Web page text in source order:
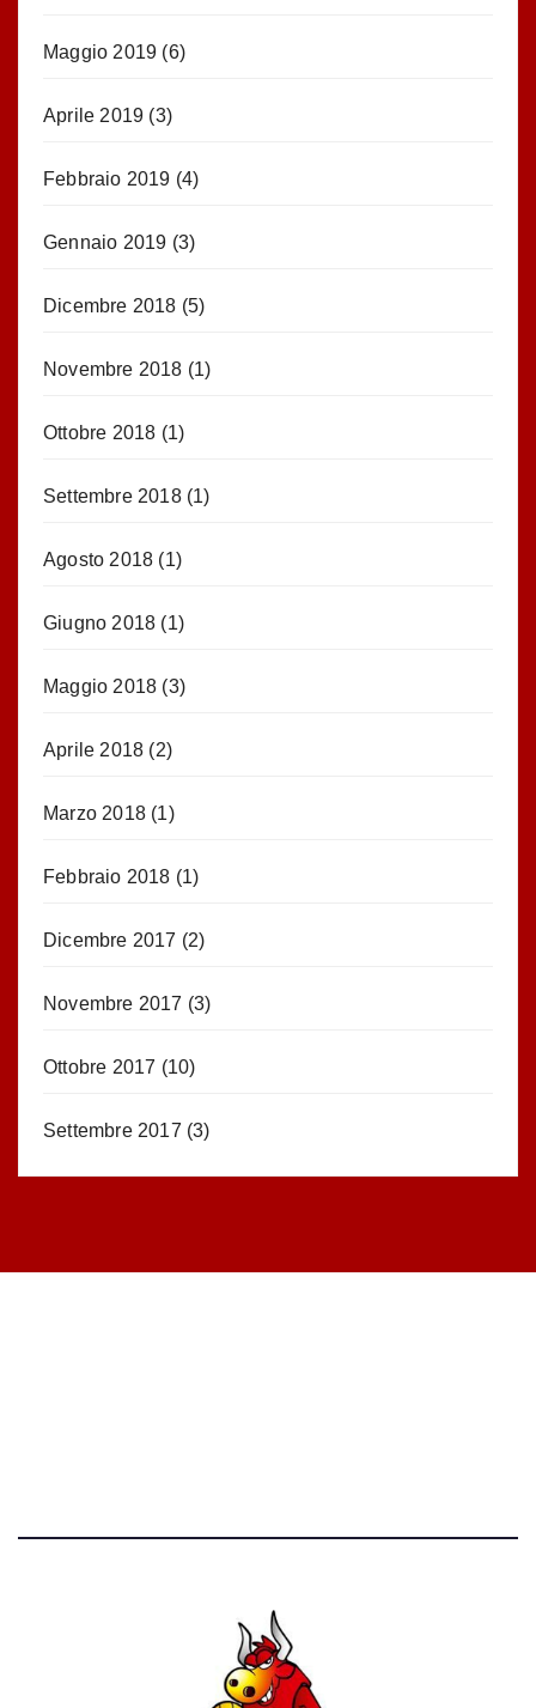
Maggio 2019 (6)
Aprile 2019 (3)
Febbraio 2019 (4)
Gennaio 2019 (3)
Dicembre 2018 (5)
Novembre 2018 (1)
Ottobre 2018 (1)
Settembre 2018(1)
Agosto 2018 (1)
Giugno 2018 (1)
Maggio 2018 (3)
Aprile 2018 (2)
Marzo 2018 (1)
Febbraio 2018 (1)
Dicembre 2017 (2)
Novembre 2017 (3)
Ottobre 2017 (10)
Settembre 2017 (3)